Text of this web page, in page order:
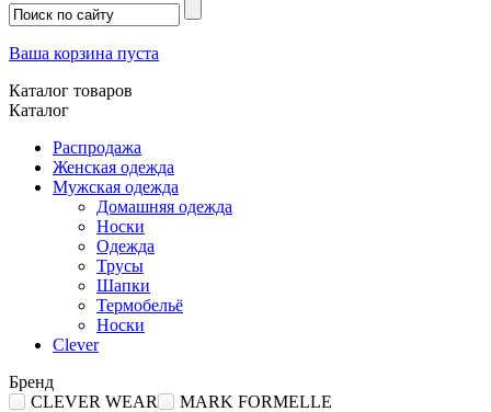
Ваша корзина пуста
Каталог товаров
Каталог
Распродажа
Женская одежда
Мужская одежда
Домашняя одежда
Носки
Одежда
Трусы
Шапки
Термобельё
Носки
Clever
Бренд
CLEVER WEAR
MARK FORMELLE